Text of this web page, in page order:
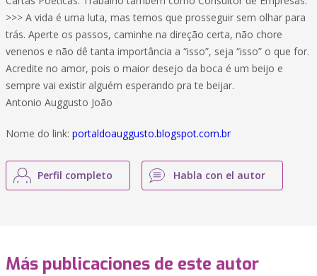
>>> A vida é uma luta, mas temos que prosseguir sem olhar para
trás. Aperte os passos, caminhe na direção certa, não chore
venenos e não dê tanta importância a “isso”, seja “isso” o que for.
Acredite no amor, pois o maior desejo da boca é um beijo e
sempre vai existir alguém esperando pra te beijar.
Antonio Auggusto João
Nome do link: portaldoauggusto.blogspot.com.br
Perfil completo Habla con el autor
Más publicaciones de este autor